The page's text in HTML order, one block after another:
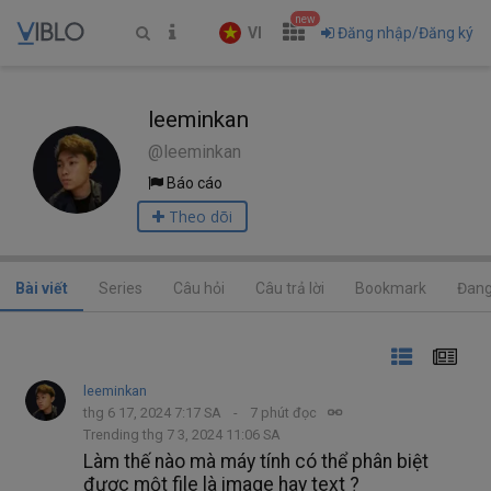
VI
new
Đăng nhập/Đăng ký
leeminkan
@leeminkan
Báo cáo
Theo dõi
Bài viết Series Câu hỏi Câu trả lời Bookmark
leeminkan
thg 6 17, 2024 7:17 SA
7 phút đọc
Trending thg 7 3, 2024 11:06 SA
Làm thế nào mà máy tính có thể phân biệt
được một file là image hay text ?